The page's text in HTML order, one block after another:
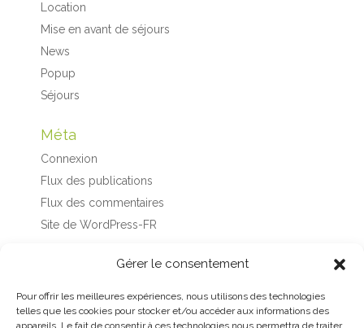
Gérer le consentement
Pour offrir les meilleures expériences, nous utilisons des technologies
telles que les cookies pour stocker et/ou accéder aux informations des
appareils. Le fait de consentir à ces technologies nous permettra de traiter
Location
Mise en avant de séjours
News
Popup
Séjours
Méta
Connexion
Flux des publications
Flux des commentaires
Site de WordPress-FR